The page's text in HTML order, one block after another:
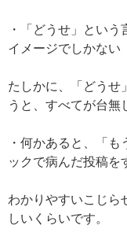
・「どうせ」とい
イメージでしかない
たしかに、「どうせ
うと、すべてが台無
・何かあると、「
ックで病んだ投稿を
わかりやすいこじら
しいくらいです。